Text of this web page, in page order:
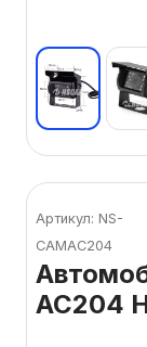
AC204
Артикул: NS-
CAMAC204